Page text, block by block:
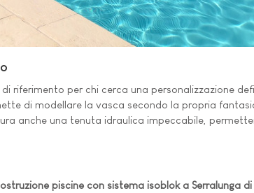
riferimento per chi cerca una personalizzazione
di modellare la vasca secondo la propria
anche una tenuta idraulica impeccabile,
piscine con sistema isoblok a Serralunga